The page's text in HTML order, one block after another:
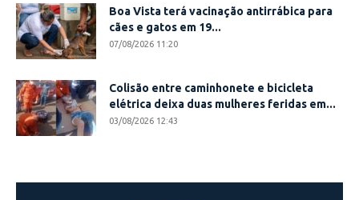
Boa Vista terá vacinação antirrábica para
cães e gatos em 19...
07/08/2026 11:20
Colisão entre caminhonete e bicicleta
elétrica deixa duas mulheres feridas em...
03/08/2026 12:43